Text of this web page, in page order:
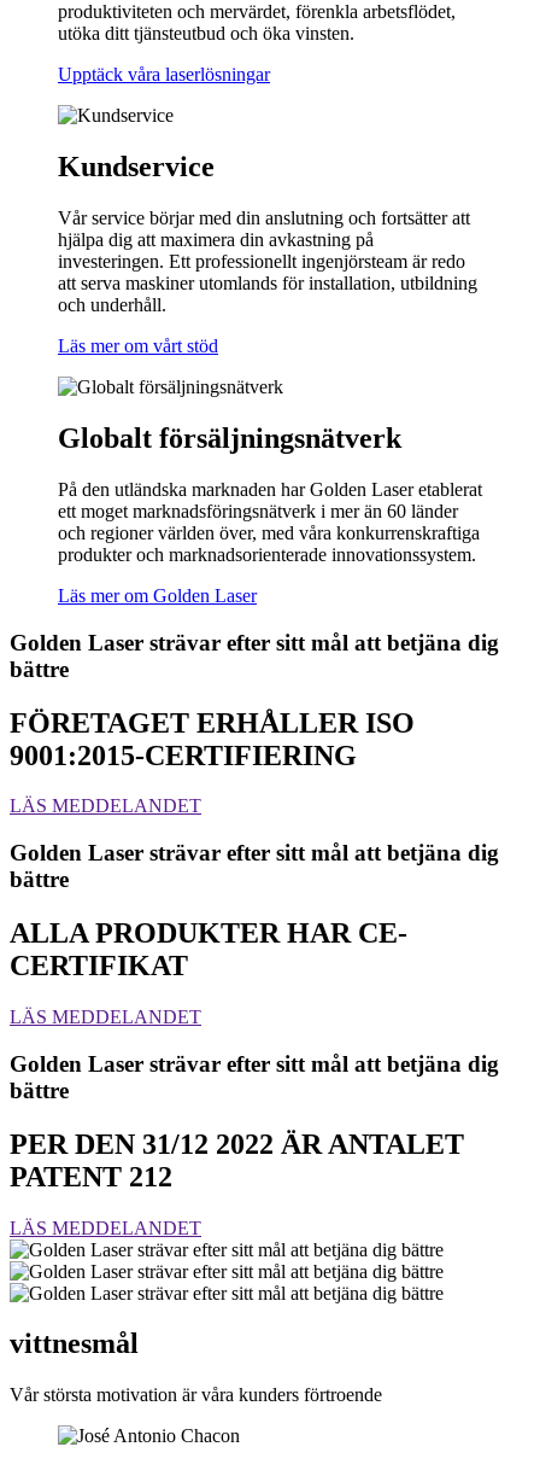
produktiviteten och mervärdet, förenkla arbetsflödet,
utöka ditt tjänsteutbud och öka vinsten.
Upptäck våra laserlösningar
Kundservice
Vår service börjar med din anslutning och fortsätter att
hjälpa dig att maximera din avkastning på
investeringen. Ett professionellt ingenjörsteam är redo
att serva maskiner utomlands för installation, utbildning
och underhåll.
Läs mer om vårt stöd
Globalt försäljningsnätverk
På den utländska marknaden har Golden Laser etablerat
ett moget marknadsföringsnätverk i mer än 60 länder
och regioner världen över, med våra konkurrenskraftiga
produkter och marknadsorienterade innovationssystem.
Läs mer om Golden Laser
Golden Laser strävar efter sitt mål att betjäna dig
bättre
FÖRETAGET ERHÅLLER ISO
9001:2015-CERTIFIERING
LÄS MEDDELANDET
Golden Laser strävar efter sitt mål att betjäna dig
bättre
ALLA PRODUKTER HAR CE-
CERTIFIKAT
LÄS MEDDELANDET
Golden Laser strävar efter sitt mål att betjäna dig
bättre
PER DEN 31/12 2022 ÄR ANTALET
PATENT 212
LÄS MEDDELANDET
vittnesmål
Vår största motivation är våra kunders förtroende